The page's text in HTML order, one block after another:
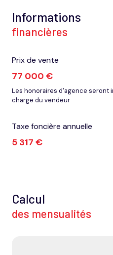
Informations
financières
Prix de vente
77 000 €
Les honoraires d'agence seront
charge du vendeur
Taxe foncière annuelle
5 317 €
Calcul
des mensualités